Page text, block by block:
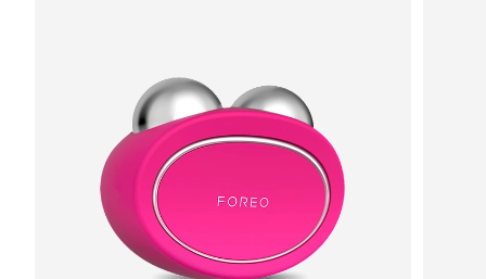
FOREO APP
關於我們
預計送達日期
預計送達日期
拉脫維亞 預計送達日期
預計送達日期